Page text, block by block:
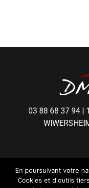
03 88 68 37 94|
En poursuivant votre
Cookies et d'outils